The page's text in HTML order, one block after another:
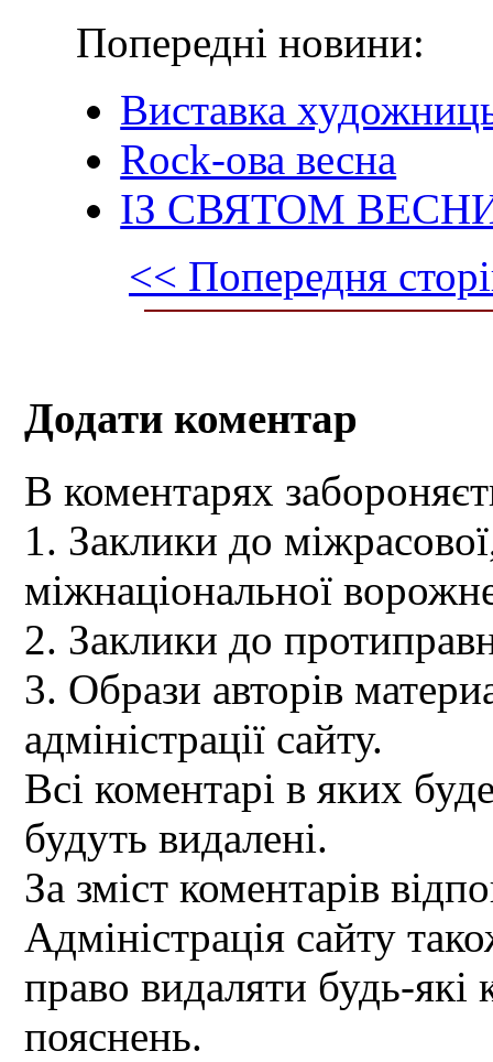
Попередні новини:
Виставка
Rock-ова весна
ІЗ СВЯТОМ
<< Попередня
Додати коментар
В коментарях
1. Заклики до
міжнаціональної
2. Заклики до
3. Образи авторів
адміністрації сайту.
Всі коментарі в яких
будуть видалені.
За зміст коментарів
Адміністрація сайту
право видаляти будь-які
пояснень.